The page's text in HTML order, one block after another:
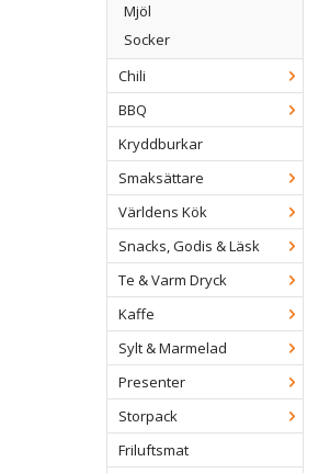
Mjöl
Socker
Chili
BBQ
Kryddburkar
Smaksättare
Världens Kök
Snacks, Godis & Läsk
Te & Varm Dryck
Kaffe
Sylt & Marmelad
Presenter
Storpack
Friluftsmat